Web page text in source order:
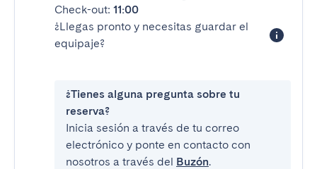
Check-out: 11:00
¿Llegas pronto y necesitas guardar el
equipaje?
¿Tienes alguna pregunta sobre tu
reserva?
Inicia sesión a través de tu correo
electrónico y ponte en contacto con
nosotros a través del Buzón.